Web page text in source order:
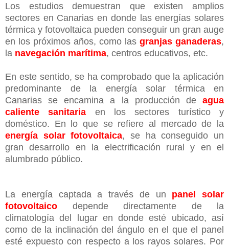
Los estudios demuestran que existen amplios
sectores en Canarias en donde las energías solares
térmica y fotovoltaica pueden conseguir un gran auge
en los próximos años, como las granjas ganaderas,
la navegación marítima, centros educativos, etc.
En este sentido, se ha comprobado que la aplicación
predominante de la energía solar térmica en
Canarias se encamina a la producción de agua
caliente sanitaria en los sectores turístico y
doméstico. En lo que se refiere al mercado de la
energía solar fotovoltaica, se ha conseguido un
gran desarrollo en la electrificación rural y en el
alumbrado público.
La energía captada a través de un panel solar
fotovoltaico depende directamente de la
climatología del lugar en donde esté ubicado, así
como de la inclinación del ángulo en el que el panel
esté expuesto con respecto a los rayos solares. Por